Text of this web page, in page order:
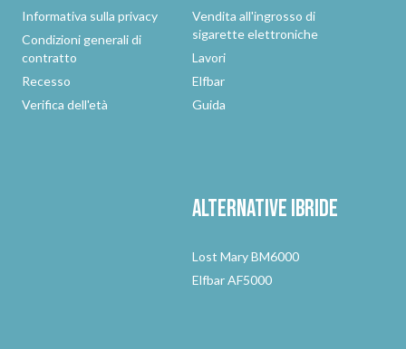
Informativa sulla privacy
Condizioni generali di
contratto
Recesso
Verifica dell'età
Vendita all'ingrosso di
sigarette elettroniche
Lavori
Elfbar
Guida
Alternativeibride
Lost Mary BM6000
Elfbar AF5000